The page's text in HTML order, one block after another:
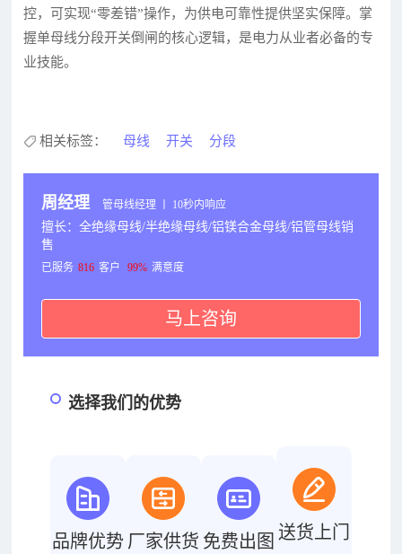
控，可实现“零差错”操作，为供电可靠性提供坚实保障。掌
握单母线分段开关倒闸的核心逻辑，是电力从业者必备的专
业技能。
相关标签： 母线 开关 分段
周经理 管母线经理 丨 10秒内响应
擅长：全绝缘母线/半绝缘母线/铝镁合金母线/铝管母线销
售
已服务 816 客户 99% 满意度
马上咨询
选择我们的优势
品牌优势 厂家供货 免费出图 送货上门